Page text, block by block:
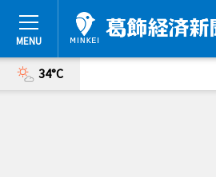
34°C